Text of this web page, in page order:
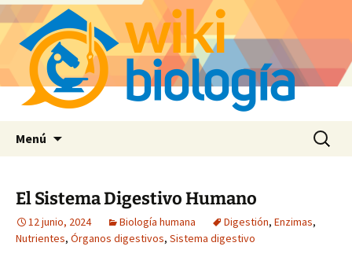
Menú Buscar:
El Sistema Digestivo Humano
12 junio, 2024 Biología humana Digestión, Enzimas,
Nutrientes, Órganos digestivos, Sistema digestivo